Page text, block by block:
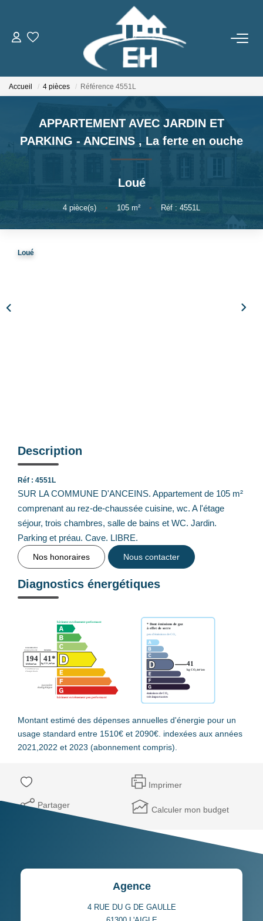
ACHETER
LOUER
Nos Biens
Gestion Locative
ESTIMER
Accueil 4 pièces Référence 4551L
APPARTEMENT AVEC JARDIN ET
PARKING - ANCEINS , La ferte en ouche
Loué
4 pièce(s) • 105 m² • Réf : 4551L
Loué
Description
Réf : 4551L
SUR LA COMMUNE D'ANCEINS. Appartement de 105 m²
comprenant au rez-de-chaussée cuisine, wc. A l'étage
séjour, trois chambres, salle de bains et WC. Jardin.
Parking et préau. Cave. LIBRE.
Nos honoraires Nous contacter
Diagnostics énergétiques
Montant estimé des dépenses annuelles d'énergie pour un
usage standard entre 1510€ et 2090€. indexées aux années
2021,2022 et 2023 (abonnement compris).
Imprimer
Partager Calculer mon budget
Agence
4 RUE DU G DE GAULLE